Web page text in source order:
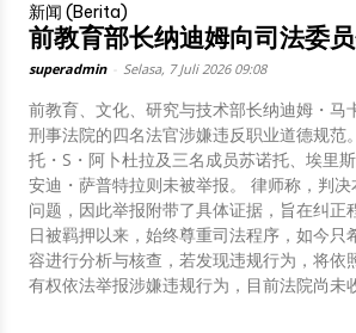
新闻 (Berita)
前教育部长纳迪姆向司法委
superadmin Selasa, 7 Juli 2026 09:08
前教育、文化、研究与技术部长纳迪姆・
刑事法院的四名法官涉嫌违反职业道德规范。 纳迪姆的律师阿里・优素福・阿米尔表示，举报针对合议庭庭长普尔万
托・S・阿卜杜拉及三名成员苏诺托、埃里
安迪・萨普特拉则未被举报。 律师称，判决本身属于法官权限，但审理过程中存在事实被歪曲、关键证据未被采纳等
问题，因此举报附带了具体证据，旨在纠
日被羁押以来，始终尊重司法程序，如今只希望获得公正裁决。 司法委员会证实
容进行分析与核查，若发现违规行为，将依照既定程序进一步处理。 雅加